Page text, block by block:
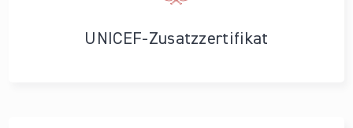
UNICEF-Zusatzzertifikat